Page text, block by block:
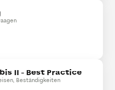
II - Best Practice
Beständigkeiten